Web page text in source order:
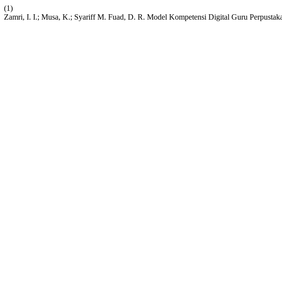
(1)
Zamri, I. I.; Musa, K.; Syariff M. Fuad, D. R. Model Kompetensi Digital Guru